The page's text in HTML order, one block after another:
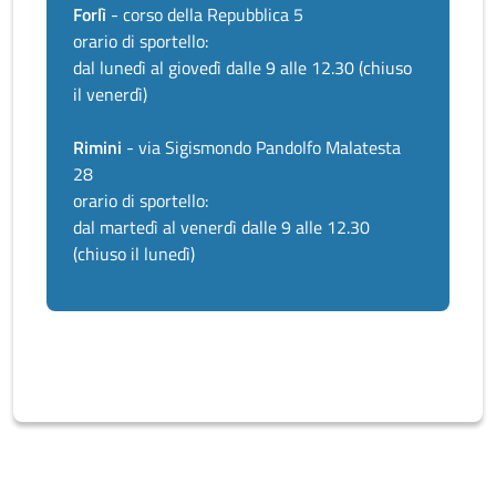
Forlì - corso della Repubblica 5
orario di sportello:
dal lunedì al giovedì dalle 9 alle 12.30 (chiuso
il venerdì)
Rimini - via Sigismondo Pandolfo Malatesta
28
orario di sportello:
dal martedì al venerdì dalle 9 alle 12.30
(chiuso il lunedì)